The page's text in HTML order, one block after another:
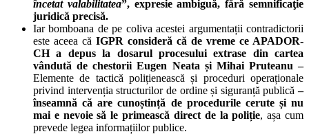
încetat valabilitatea”, expresie ambiguă, fără semnificaţie
juridică precisă.
Iar bomboana de pe coliva acestei argumentații contradictorii
este aceea că IGPR consideră că de vreme ce APADOR-
CH a depus la dosarul procesului extrase din cartea
vândută de chestorii Eugen Neata și Mihai Pruteanu –
Elemente de tactică polițienească și proceduri operaționale
privind intervenția structurilor de ordine și siguranță publică –
înseamnă că are cunoștință de procedurile cerute și nu
mai e nevoie să le primească direct de la poliție, așa cum
prevede legea informațiilor publice.